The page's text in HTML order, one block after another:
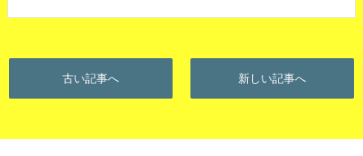
古い記事へ 新しい記事へ